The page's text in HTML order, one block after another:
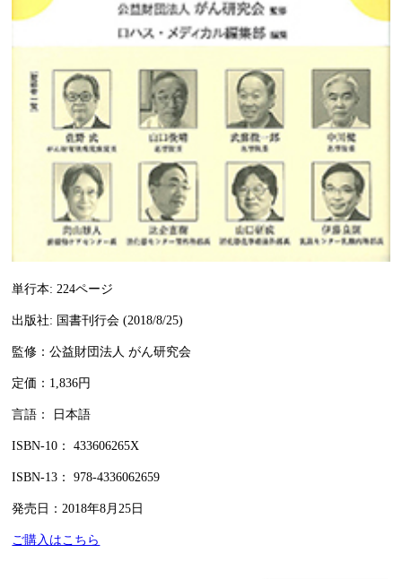
単行本: 224ページ
出版社: 国書刊行会 (2018/8/25)
監修：公益財団法人 がん研究会
定価：1,836円
言語： 日本語
ISBN-10： 433606265X
ISBN-13： 978-4336062659
発売日：2018年8月25日
ご購入はこちら